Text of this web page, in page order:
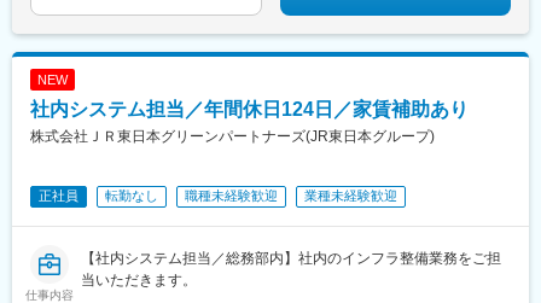
NEW
社内システム担当／年間休日124日／家賃補助あり
株式会社ＪＲ東日本グリーンパートナーズ(JR東日本グループ)
正社員 転勤なし 職種未経験歓迎 業種未経験歓迎
仕事内容
【社内システム担当／総務部内】社内のインフラ整備業務をご担
当いただきます。